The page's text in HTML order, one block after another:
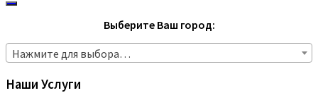
Выберите Ваш город:
Нажмите для выбора…
Наши Услуги